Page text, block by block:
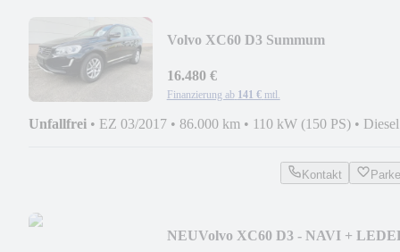
Volvo XC60 D3 Summum
16.480 €
Finanzierung ab 141 € mtl.
Unfallfrei • EZ 03/2017 • 86.000 km • 110 kW (150 PS) • Diesel
Kontakt
NEUVolvo XC60 D3 - NAVI +